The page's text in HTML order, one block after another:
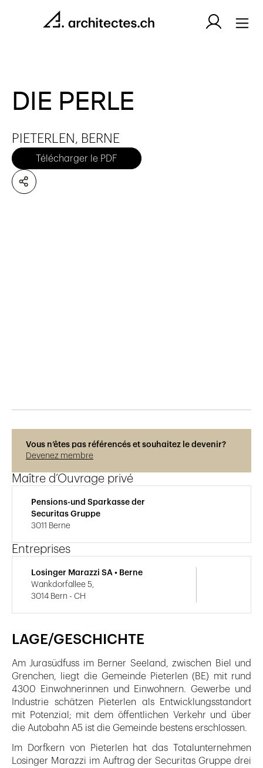
DIE PERLE
PIETERLEN, BERNE
Télécharger le PDF
LAGE/GESCHICHTE
Am Jurasüdfuss im Berner Seeland, zwischen Biel und
Grenchen, liegt die Gemeinde Pieterlen (BE) mit rund
4300 Einwohnerinnen und Einwohnern. Gewerbe und
Industrie schätzen Pieterlen als Entwicklungsstandort
mit Potenzial; mit dem öffentlichen Verkehr und über
die Autobahn A5 ist die Gemeinde bestens erschlossen.
Im Dorfkern von Pieterlen hat das Totalunternehmen
Losinger Marazzi im Auftrag der Securitas Gruppe drei
Vous n’êtes pas référencés et souhaitez le devenir?
Devenez membre
Maître d’Ouvrage privé
Pensions-und Sparkasse der
Securitas Gruppe
3011 Berne
Entreprises
Losinger Marazzi SA • Berne
Wankdorfallee 5,
3014 Bern - CH